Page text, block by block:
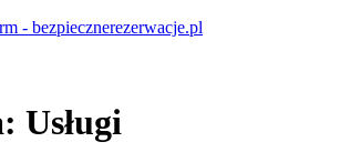
- bezpiecznerezerwacje.pl
Usługi